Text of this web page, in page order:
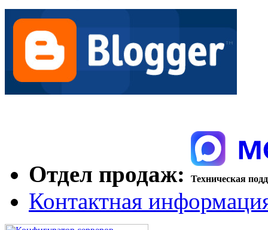
Отдел продаж: Техническая
Контактная